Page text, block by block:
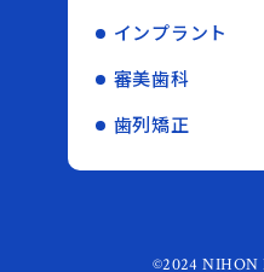
インプラント
審美歯科
歯列矯正
©2024